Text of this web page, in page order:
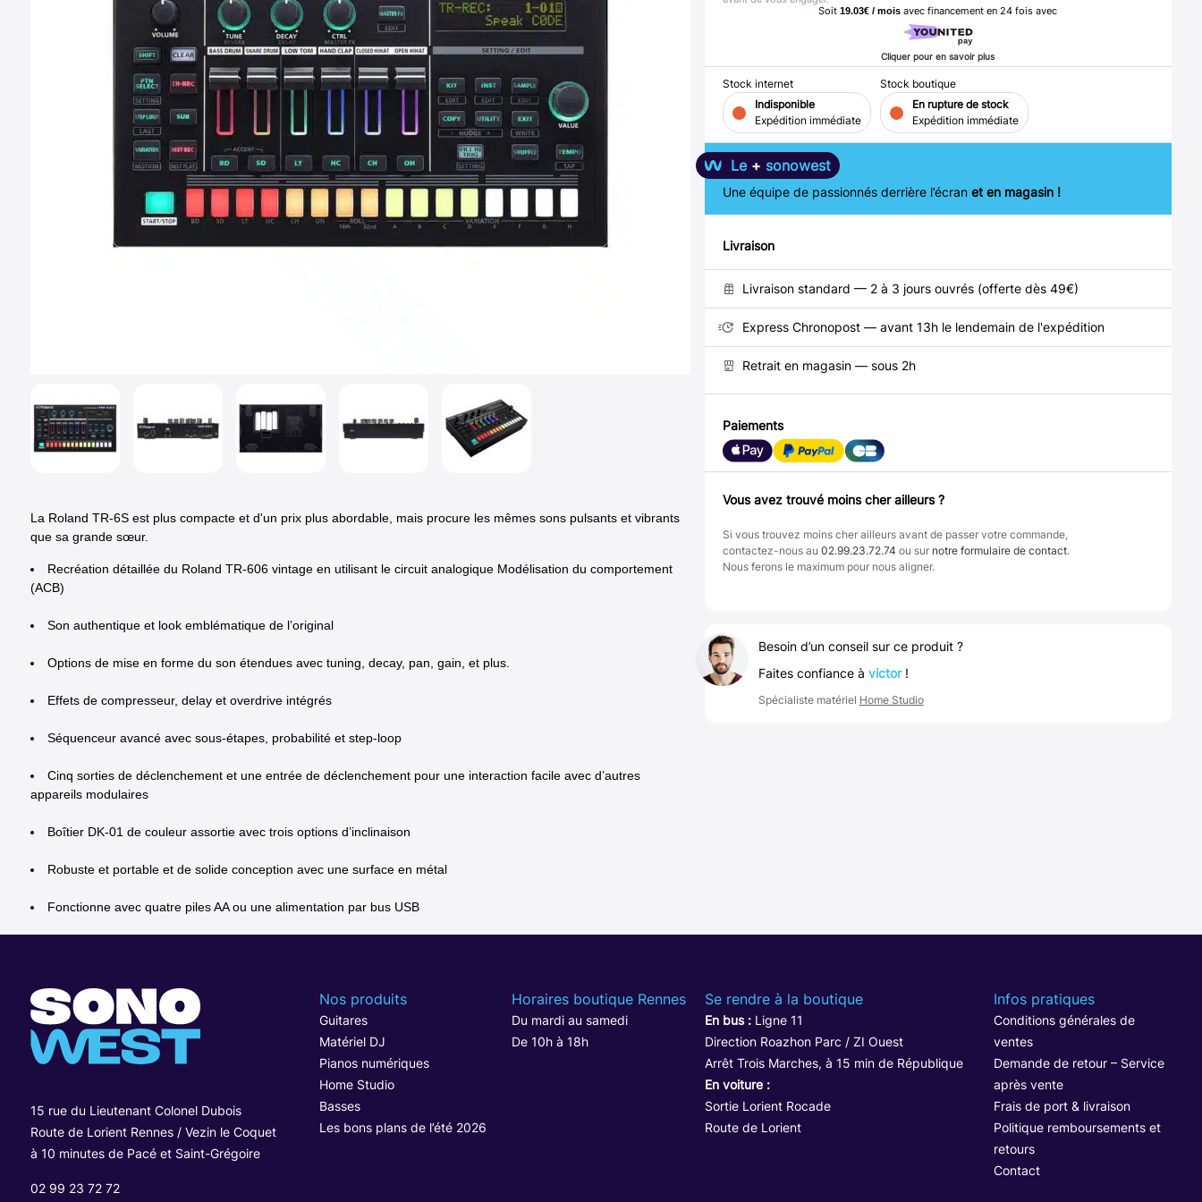
La Roland TR-6S est plus compacte et d'un prix plus abordable, mais procure les mêmes sons pulsants et vibrants
que sa grande sœur.
Recréation détaillée du Roland TR-606 vintage en utilisant le circuit analogique Modélisation du comportement
(ACB)
Son authentique et look emblématique de l’original
Options de mise en forme du son étendues avec tuning, decay, pan, gain, et plus.
Effets de compresseur, delay et overdrive intégrés
Séquenceur avancé avec sous-étapes, probabilité et step-loop
Cinq sorties de déclenchement et une entrée de déclenchement pour une interaction facile avec d’autres
appareils modulaires
Boîtier DK-01 de couleur assortie avec trois options d’inclinaison
Robuste et portable et de solide conception avec une surface en métal
Fonctionne avec quatre piles AA ou une alimentation par bus USB
Soit 19.03€ / mois avec financement en 24 fois avec
Cliquer pour en savoir plus
Stock internet
Indisponible
Expédition immédiate
Stock boutique
En rupture de stock
Expédition immédiate
Le + sonowest
Une équipe de passionnés derrière l’écran et en magasin !
Livraison
Livraison standard — 2 à 3 jours ouvrés (offerte dès 49€)
Express Chronopost — avant 13h le lendemain de l'expédition
Retrait en magasin — sous 2h
Paiements
Vous avez trouvé moins cher ailleurs ?
Si vous trouvez moins cher ailleurs avant de passer votre commande,
contactez-nous au 02.99.23.72.74 ou sur notre formulaire de contact.
Nous ferons le maximum pour nous aligner.
Besoin d’un conseil sur ce produit ?
Faites confiance à victor!
Spécialiste matériel Home Studio
15 rue du Lieutenant Colonel Dubois
Route de Lorient Rennes / Vezin le Coquet
à 10 minutes de Pacé et Saint-Grégoire
02 99 23 72 72
Nos produits
Guitares
Matériel DJ
Pianos numériques
Home Studio
Basses
Les bons plans de l’été 2026
Horaires boutique Rennes
Du mardi au samedi
De 10h à 18h
Se rendre à la boutique
En bus :Ligne 11
Direction Roazhon Parc / ZI Ouest
Arrêt Trois Marches, à 15 min de République
En voiture :
Sortie Lorient Rocade
Route de Lorient
Infos pratiques
Conditions générales de
ventes
Demande de retour – Service
après vente
Frais de port & livraison
Politique remboursements et
retours
Contact